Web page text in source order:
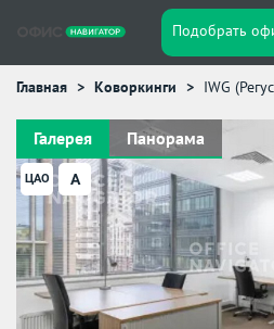
Подобрать
Главная Коворкинги IWG
Галерея Панорама
ЦАО A